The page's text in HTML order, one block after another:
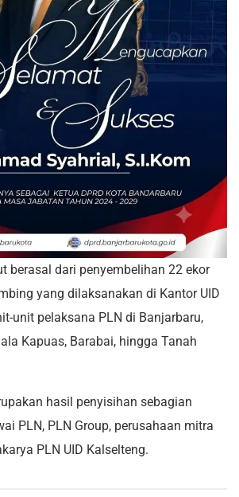
berasal dari penyembelihan 22 ekor
yang dilaksanakan di Kantor UID
unit pelaksana PLN di Banjarbaru,
Kapuas, Barabai, hingga Tanah
hasil penyisihan sebagian
PLN, PLN Group, perusahaan mitra
PLN UID Kalselteng.